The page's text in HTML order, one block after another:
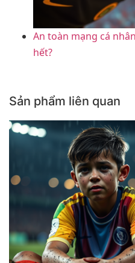
An toàn mạng cá
hết?
Sản phẩm liên quan